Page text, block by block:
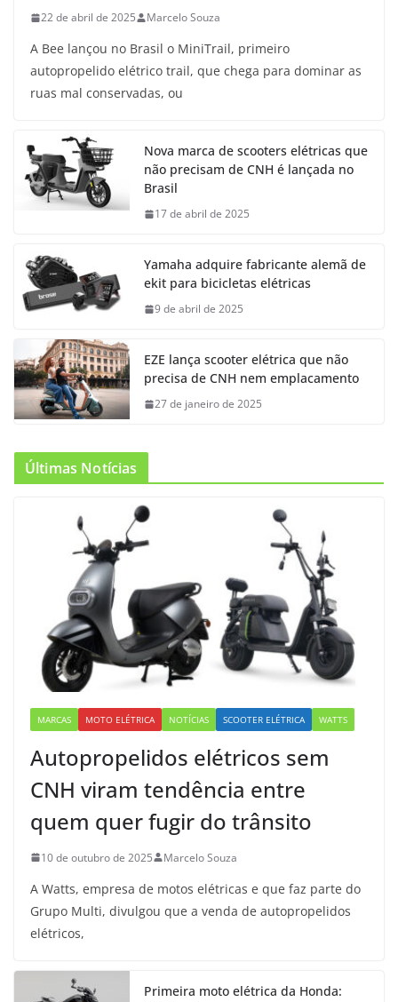
22 de abril de 2025 Marcelo Souza
A Bee lançou no Brasil o MiniTrail, primeiro
autopropelido elétrico trail, que chega para dominar as
ruas mal conservadas, ou
Nova marca de scooters elétricas que
não precisam de CNH é lançada no
Brasil
17 de abril de 2025
Yamaha adquire fabricante alemã de
ekit para bicicletas elétricas
9 de abril de 2025
EZE lança scooter elétrica que não
precisa de CNH nem emplacamento
27 de janeiro de 2025
Últimas Notícias
MARCAS MOTO ELÉTRICA NOTÍCIAS SCOOTER ELÉTRICA WATTS
Autopropelidos elétricos sem
CNH viram tendência entre
quem quer fugir do trânsito
10 de outubro de 2025 Marcelo Souza
A Watts, empresa de motos elétricas e que faz parte do
Grupo Multi, divulgou que a venda de autopropelidos
elétricos,
Primeira moto elétrica da Honda: